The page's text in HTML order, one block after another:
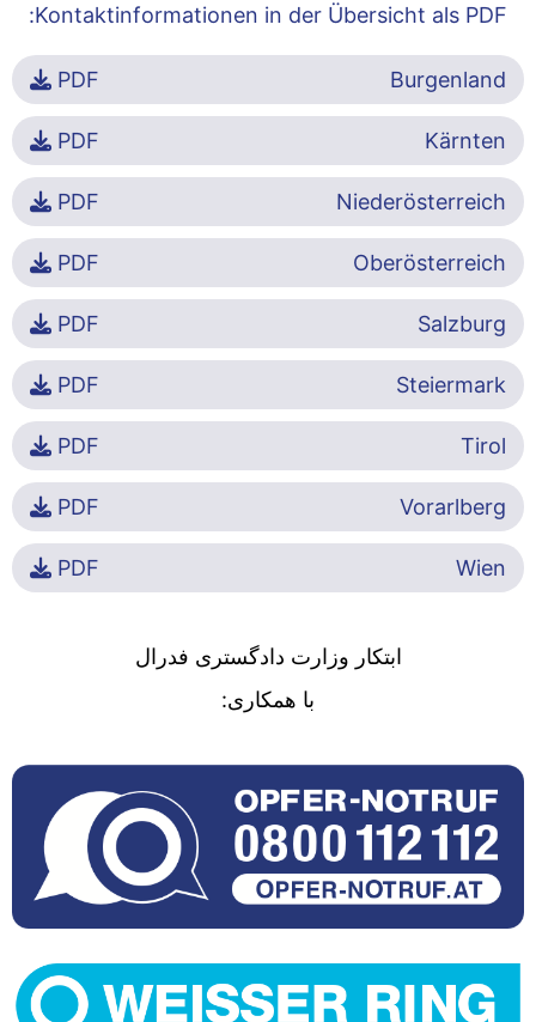
Kontaktinformationen in der Übersicht als PDF:
Burgenland
PDF
Kärnten
PDF
Niederösterreich
PDF
Oberösterreich
PDF
Salzburg
PDF
Steiermark
PDF
Tirol
PDF
Vorarlberg
PDF
Wien
PDF
ابتکار وزارت دادگستری فدرال
با همکاری: